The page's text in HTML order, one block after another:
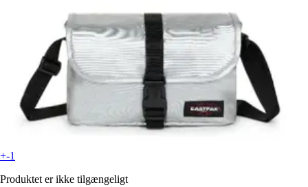
+-1
Produktet er ikke tilgængeligt